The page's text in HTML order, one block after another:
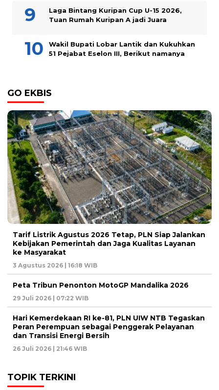
Laga Bintang Kuripan Cup U-15 2026,
Tuan Rumah Kuripan A jadi Juara
Wakil Bupati Lobar Lantik dan Kukuhkan
51 Pejabat Eselon III, Berikut namanya
GO EKBIS
Tarif Listrik Agustus 2026 Tetap, PLN Siap Jalankan
Kebijakan Pemerintah dan Jaga Kualitas Layanan
ke Masyarakat
3 Agustus 2026 | 16:18 WIB
Peta Tribun Penonton MotoGP Mandalika 2026
29 Juli 2026 | 07:22 WIB
Hari Kemerdekaan RI ke-81, PLN UIW NTB Tegaskan
Peran Perempuan sebagai Penggerak Pelayanan
dan Transisi Energi Bersih
26 Juli 2026 | 21:46 WIB
TOPIK TERKINI